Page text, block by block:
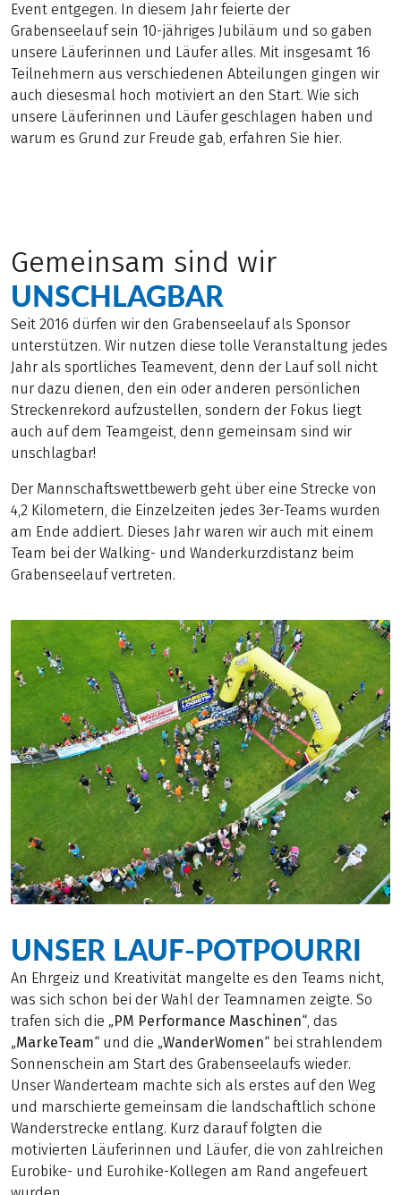
Event entgegen. In diesem Jahr feierte der
Grabenseelauf sein 10-jähriges Jubiläum und so gaben
unsere Läuferinnen und Läufer alles. Mit insgesamt 16
Teilnehmern aus verschiedenen Abteilungen gingen wir
auch diesesmal hoch motiviert an den Start. Wie sich
unsere Läuferinnen und Läufer geschlagen haben und
warum es Grund zur Freude gab, erfahren Sie hier.
Gemeinsam sind wir
UNSCHLAGBAR
Seit 2016 dürfen wir den Grabenseelauf als Sponsor
unterstützen. Wir nutzen diese tolle Veranstaltung jedes
Jahr als sportliches Teamevent, denn der Lauf soll nicht
nur dazu dienen, den ein oder anderen persönlichen
Streckenrekord aufzustellen, sondern der Fokus liegt
auch auf dem Teamgeist, denn gemeinsam sind wir
unschlagbar!
Der Mannschaftswettbewerb geht über eine Strecke von
4,2 Kilometern, die Einzelzeiten jedes 3er-Teams wurden
am Ende addiert. Dieses Jahr waren wir auch mit einem
Team bei der Walking- und Wanderkurzdistanz beim
Grabenseelauf vertreten.
UNSER LAUF-POTPOURRI
An Ehrgeiz und Kreativität mangelte es den Teams nicht,
was sich schon bei der Wahl der Teamnamen zeigte. So
trafen sich die „PM Performance Maschinen“, das
„MarkeTeam“ und die „WanderWomen“ bei strahlendem
Sonnenschein am Start des Grabenseelaufs wieder.
Unser Wanderteam machte sich als erstes auf den Weg
und marschierte gemeinsam die landschaftlich schöne
Wanderstrecke entlang. Kurz darauf folgten die
motivierten Läuferinnen und Läufer, die von zahlreichen
Eurobike- und Eurohike-Kollegen am Rand angefeuert